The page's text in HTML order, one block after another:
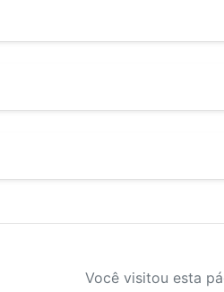
Você visitou esta